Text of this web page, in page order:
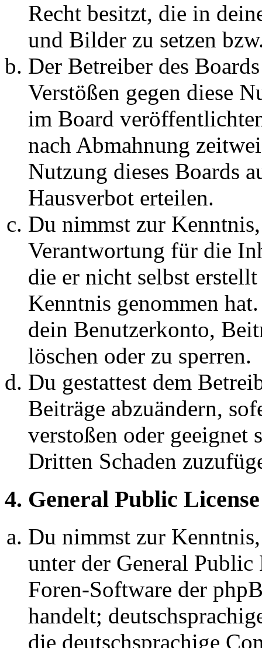
Recht besitzt, die in
und Bilder zu setzen
Der Betreiber des
Verstößen gegen diese
im Board
nach Abmahnung
Nutzung dieses Boards
Hausverbot erteilen.
Du nimmst zur
Verantwortung für die
die er nicht selbst
Kenntnis genommen
dein Benutzerkonto,
löschen oder zu sperren.
Du gestattest dem
Beiträge abzuändern,
verstoßen oder geeignet
Dritten Schaden
4. General Public License
Du nimmst zur
unter der General
Foren-Software der
handelt;
die deutschsprachige